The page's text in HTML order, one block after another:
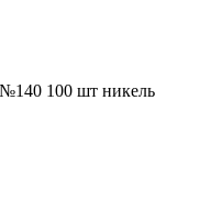
100 шт никель